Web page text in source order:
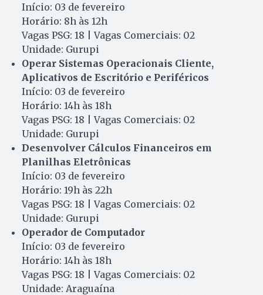
Início: 03 de fevereiro
Horário: 8h às 12h
Vagas PSG: 18 | Vagas Comerciais: 02
Unidade: Gurupi
Operar Sistemas Operacionais Cliente,
Aplicativos de Escritório e Periféricos
Início: 03 de fevereiro
Horário: 14h às 18h
Vagas PSG: 18 | Vagas Comerciais: 02
Unidade: Gurupi
Desenvolver Cálculos Financeiros em
Planilhas Eletrônicas
Início: 03 de fevereiro
Horário: 19h às 22h
Vagas PSG: 18 | Vagas Comerciais: 02
Unidade: Gurupi
Operador de Computador
Início: 03 de fevereiro
Horário: 14h às 18h
Vagas PSG: 18 | Vagas Comerciais: 02
Unidade: Araguaína